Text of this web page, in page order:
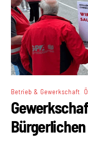
Betrieb & Gewerkschaft